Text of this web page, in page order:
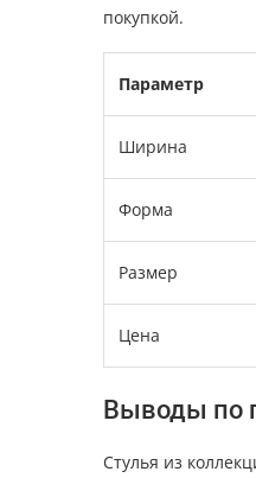
покупкой.
Параметр
Ширина
Форма
Размер
Цена
Выводы по
Стулья из